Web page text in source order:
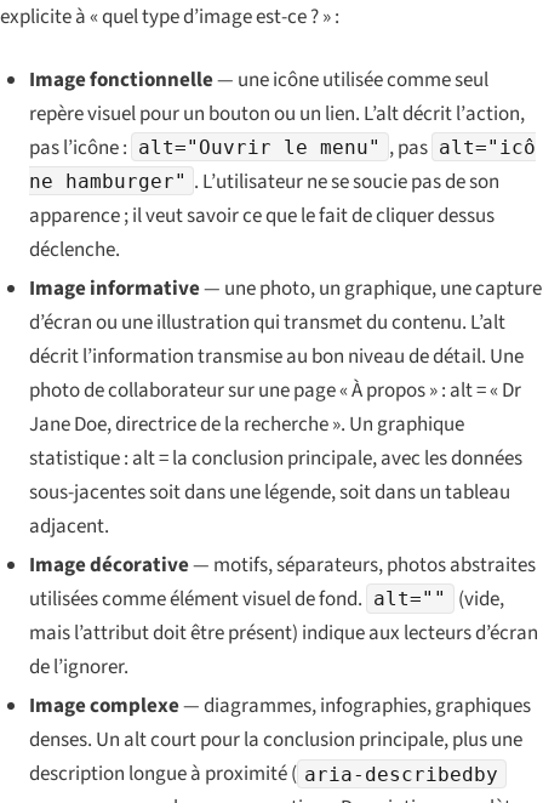
explicite à « quel type d’image est-ce ? » :
Image fonctionnelle— une icône utilisée comme seul
repère visuel pour un bouton ou un lien. L’alt décrit l’action,
pas l’icône : alt="Ouvrir le menu" , pas alt="icô
ne hamburger" . L’utilisateur ne se soucie pas de son
apparence ; il veut savoir ce que le fait de cliquer dessus
déclenche.
Image informative— une photo, un graphique, une capture
d’écran ou une illustration qui transmet du contenu. L’alt
décrit l’information transmise au bon niveau de détail. Une
photo de collaborateur sur une page « À propos » : alt = « Dr
Jane Doe, directrice de la recherche ». Un graphique
statistique : alt = la conclusion principale, avec les données
sous-jacentes soit dans une légende, soit dans un tableau
adjacent.
Image décorative— motifs, séparateurs, photos abstraites
utilisées comme élément visuel de fond. alt=""
(vide,
mais l’attribut doit être présent) indique aux lecteurs d’écran
de l’ignorer.
Image complexe— diagrammes, infographies, graphiques
denses. Un alt court pour la conclusion principale, plus une
description longue à proximité ( aria-describedby